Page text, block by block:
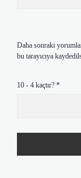
Daha sonraki
bu tarayıcıya
10 - 4 kaçtır? *